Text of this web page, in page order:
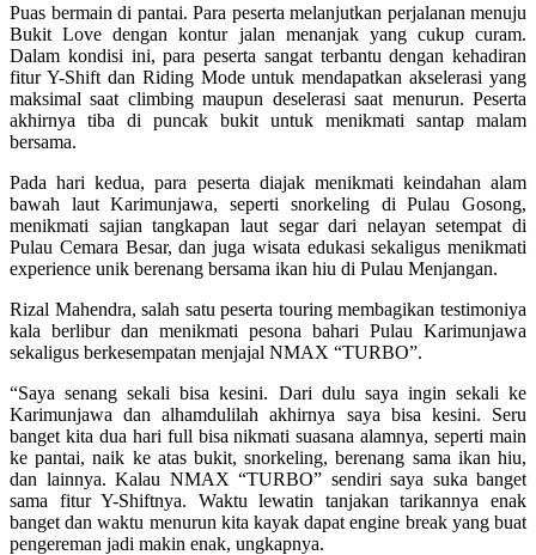
Puas bermain di pantai. Para peserta melanjutkan perjalanan menuju
Bukit Love dengan kontur jalan menanjak yang cukup curam.
Dalam kondisi ini, para peserta sangat terbantu dengan kehadiran
fitur Y-Shift dan Riding Mode untuk mendapatkan akselerasi yang
maksimal saat climbing maupun deselerasi saat menurun. Peserta
akhirnya tiba di puncak bukit untuk menikmati santap malam
bersama.
Pada hari kedua, para peserta diajak menikmati keindahan alam
bawah laut Karimunjawa, seperti snorkeling di Pulau Gosong,
menikmati sajian tangkapan laut segar dari nelayan setempat di
Pulau Cemara Besar, dan juga wisata edukasi sekaligus menikmati
experience unik berenang bersama ikan hiu di Pulau Menjangan.
Rizal Mahendra, salah satu peserta touring membagikan testimoniya
kala berlibur dan menikmati pesona bahari Pulau Karimunjawa
sekaligus berkesempatan menjajal NMAX “TURBO”.
“Saya senang sekali bisa kesini. Dari dulu saya ingin sekali ke
Karimunjawa dan alhamdulilah akhirnya saya bisa kesini. Seru
banget kita dua hari full bisa nikmati suasana alamnya, seperti main
ke pantai, naik ke atas bukit, snorkeling, berenang sama ikan hiu,
dan lainnya. Kalau NMAX “TURBO” sendiri saya suka banget
sama fitur Y-Shiftnya. Waktu lewatin tanjakan tarikannya enak
banget dan waktu menurun kita kayak dapat engine break yang buat
pengereman jadi makin enak, ungkapnya.